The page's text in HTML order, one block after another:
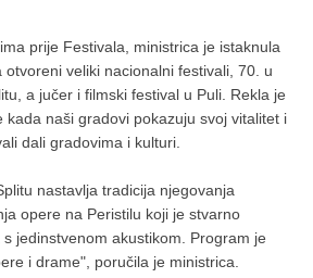
prije Festivala, ministrica je istaknula
veliki nacionalni festivali, 70. u
a jučer i filmski festival u Puli. Rekla je
kada naši gradovi pokazuju svoj vitalitet i
dali gradovima i kulturi.
nastavlja tradicija njegovanja
opere na Peristilu koji je stvarno
jedinstvenom akustikom. Program je
i drame", poručila je ministrica.